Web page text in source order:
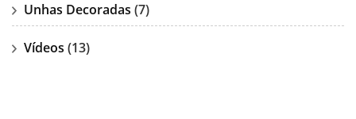
Unhas Decoradas (7)
Vídeos (13)